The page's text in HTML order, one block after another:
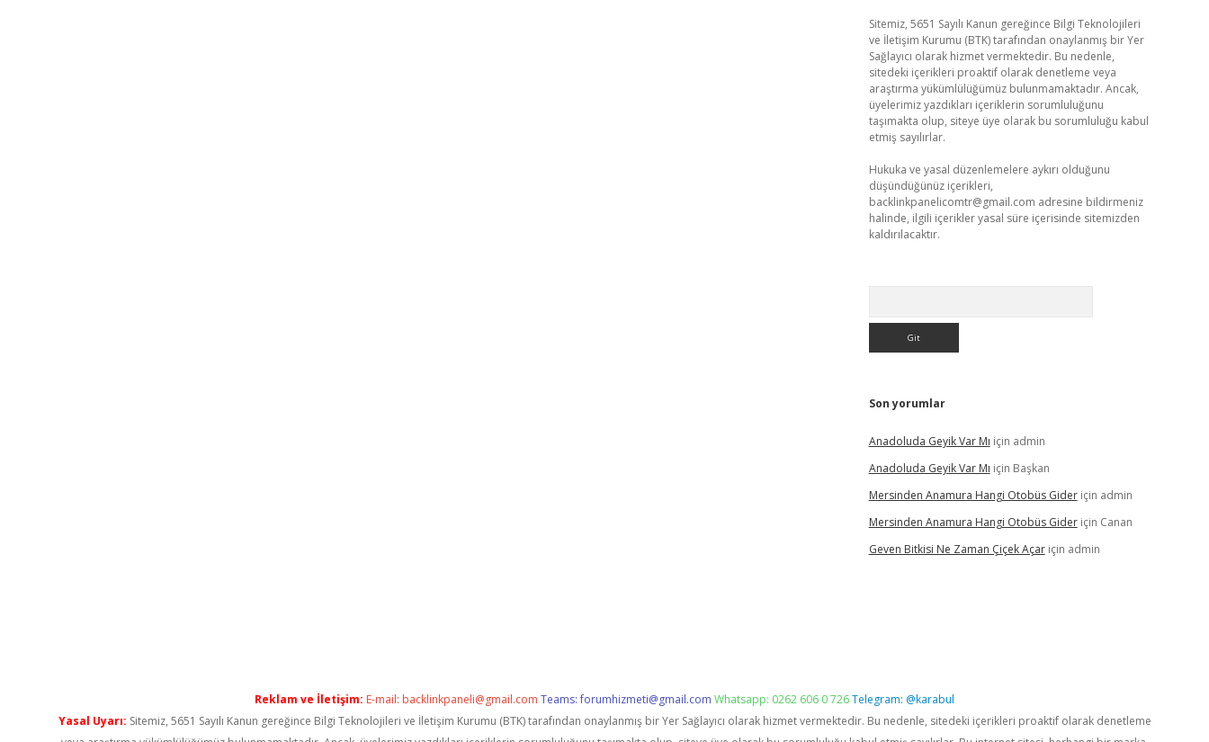
Sitemiz, 5651 Sayılı Kanun gereğince Bilgi Teknolojileri
ve İletişim Kurumu (BTK) tarafından onaylanmış bir Yer
Sağlayıcı olarak hizmet vermektedir. Bu nedenle,
sitedeki içerikleri proaktif olarak denetleme veya
araştırma yükümlülüğümüz bulunmamaktadır. Ancak,
üyelerimiz yazdıkları içeriklerin sorumluluğunu
taşımakta olup, siteye üye olarak bu sorumluluğu kabul
etmiş sayılırlar.
Hukuka ve yasal düzenlemelere aykırı olduğunu
düşündüğünüz içerikleri,
backlinkpanelicomtr@gmail.com adresine bildirmeniz
halinde, ilgili içerikler yasal süre içerisinde sitemizden
kaldırılacaktır.
Son yorumlar
Anadoluda Geyik Var Mı için admin
Anadoluda Geyik Var Mı için Başkan
Mersinden Anamura Hangi Otobüs Gideriçin admin
Mersinden Anamura Hangi Otobüs Gideriçin Canan
Geven Bitkisi Ne Zaman Çiçek Açariçin admin
Reklam ve İletişim: E-mail: backlinkpaneli@gmail.com Teams:forumhizmeti@gmail.com Whatsapp: 0262 606 0 726Telegram: @karabul
Yasal Uyarı: Sitemiz, 5651 Sayılı Kanun gereğince Bilgi Teknolojileri ve İletişim Kurumu (BTK) tarafından onaylanmış bir Yer Sağlayıcı olarak hizmet vermektedir. Bu nedenle, sitedeki içerikleri proaktif olarak denetleme